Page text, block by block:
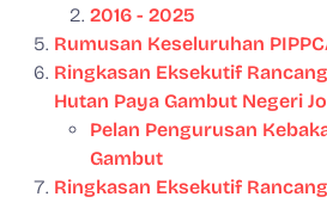
2016 - 2025
Rumusan Keseluruhan
Ringkasan Eksekutif
Hutan Paya Gambut Negeri
Pelan Pengurusan
Gambut
Ringkasan Eksekutif